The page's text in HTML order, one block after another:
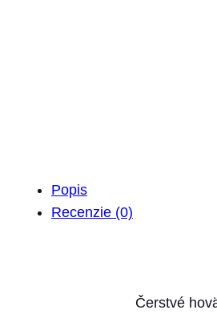
Popis
Recenzie (0)
Čerstvé